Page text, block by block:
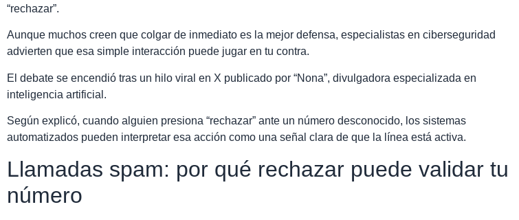
“rechazar”.
Aunque muchos creen que colgar de inmediato es la mejor defensa, especialistas en ciberseguridad
advierten que esa simple interacción puede jugar en tu contra.
El debate se encendió tras un hilo viral en X publicado por “Nona”, divulgadora especializada en
inteligencia artificial.
Según explicó, cuando alguien presiona “rechazar” ante un número desconocido, los sistemas
automatizados pueden interpretar esa acción como una señal clara de que la línea está activa.
Llamadas spam: por qué rechazar puede validar tu
número